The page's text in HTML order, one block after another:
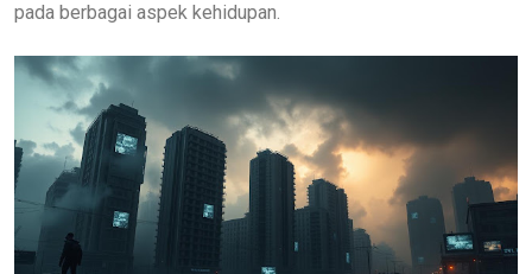
pada berbagai aspek kehidupan.